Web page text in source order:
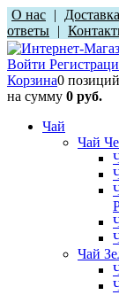
О нас | Доставка
ответы |
Войти
Корзина0 позиций
на сумму 0 руб.
Чай
Чай
Чай